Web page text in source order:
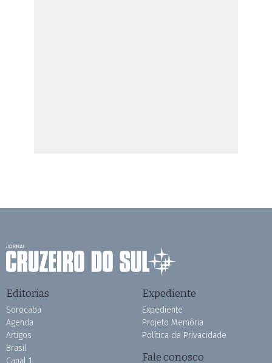
Editorias
Sorocaba
Agenda
Artigos
Brasil
Canal 1
Expediente
Expediente
Projeto Memória
Política de Privacidade
Fale conosco